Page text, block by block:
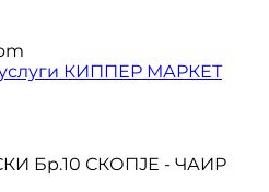
услуги КИППЕР МАРКЕТ
Бр.10 СКОПЈЕ - ЧАИР